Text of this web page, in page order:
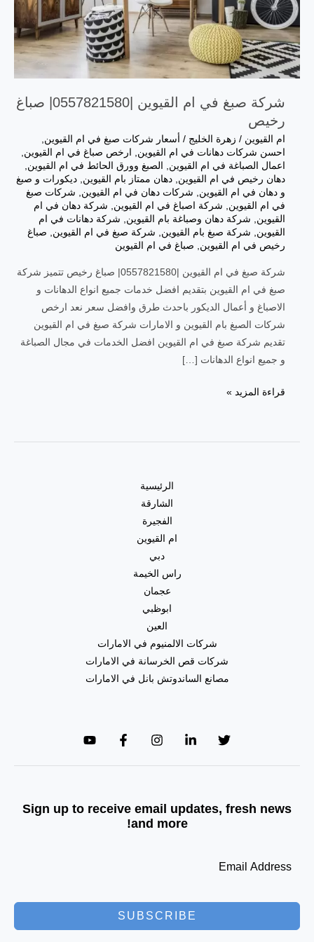
شركة صبغ في ام القيوين |0557821580| صباغ
رخيص
ام القيوين / زهرة الخليج / أسعار شركات صبغ في ام القيوين
احسن شركات دهانات في ام القيوين
ارخص صباغ في ام القيوين
اعمال الصباغة في ام القيوين
الصبغ وورق الحائط في ام القيوين
دهان رخيص في ام القيوين دهان ممتاز بام القيوين ديكورات و صبغ
و دهان في ام القيوين
شركات دهان في ام القيوين
شركات صبغ
في ام القيوين
شركة اصباغ في ام القيوين
شركة دهان في ام
القيوين
شركة دهان وصباغة بام القيوين
شركة دهانات في ام
القيوين
شركة صبغ بام القيوين شركة صبغ في ام القيوين
صباغ
رخيص في ام القيوين
صباغ في ام القيوين
شركة صبغ في ام القيوين |0557821580| صباغ رخيص تتميز شركة
صبغ في ام القيوين بتقديم افضل خدمات جميع انواع الدهانات و
الاصباغ و أعمال الديكور باحدث طرق وافضل سعر نعد ارخص
شركات الصبغ بام القيوين و الامارات شركة صبغ في ام القيوين
تقديم شركة صبغ في ام القيوين افضل الخدمات في مجال الصباغة
و جميع انواع الدهانات […]
قراءة المزيد »
الرئيسية
الشارقة
الفجيرة
ام القيوين
دبي
راس الخيمة
عجمان
ابوظبي
العين
شركات الالمنيوم في الامارات
شركات قص الخرسانة في الامارات
مصانع الساندوتش بانل في الامارات
Sign up to receive email updates, fresh news
and more!
SUBSCRIBE